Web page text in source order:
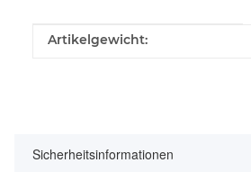
Produkteigenschaft
Wert
Artikelgewicht:
Sicherheitsinformationen